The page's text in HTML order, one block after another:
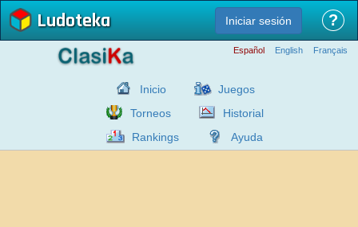
Ludoteka Iniciar sesión ?
Español English Français
Inicio
Juegos
Torneos
Historial
Rankings
Ayuda